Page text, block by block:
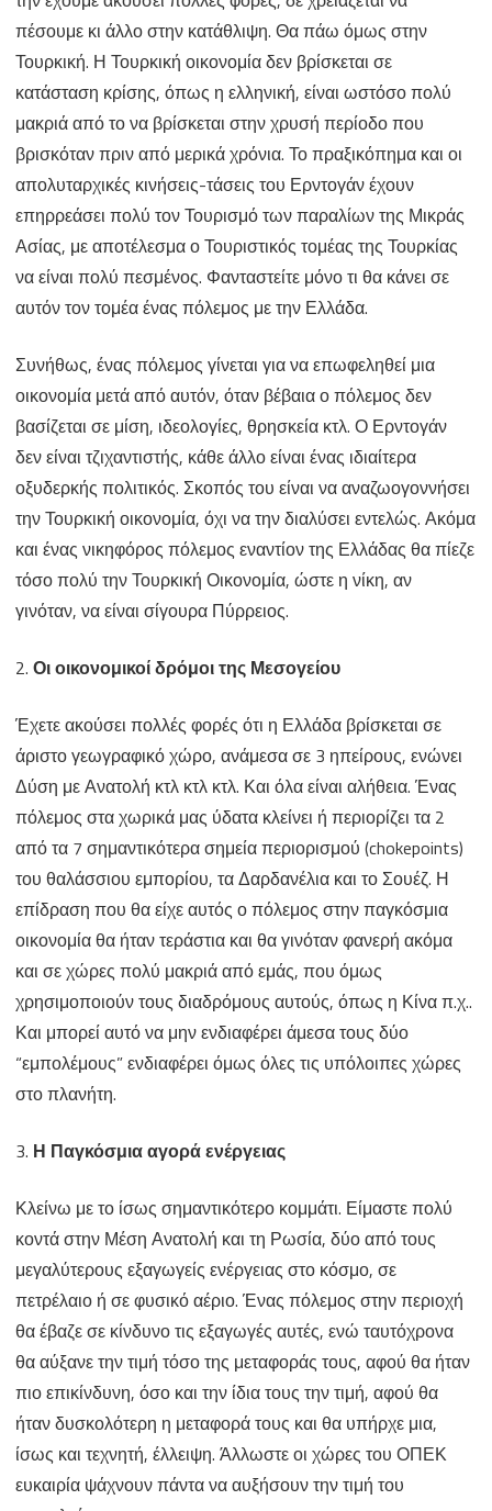
πέσουμε κι άλλο στην κατάθλιψη. Θα πάω όμως στην
Τουρκική. Η Τουρκική οικονομία δεν βρίσκεται σε
κατάσταση κρίσης, όπως η ελληνική, είναι ωστόσο πολύ
μακριά από το να βρίσκεται στην χρυσή περίοδο που
βρισκόταν πριν από μερικά χρόνια. Το πραξικόπημα και οι
απολυταρχικές κινήσεις-τάσεις του Ερντογάν έχουν
επηρρεάσει πολύ τον Τουρισμό των παραλίων της Μικράς
Ασίας, με αποτέλεσμα ο Τουριστικός τομέας της Τουρκίας
να είναι πολύ πεσμένος. Φανταστείτε μόνο τι θα κάνει σε
αυτόν τον τομέα ένας πόλεμος με την Ελλάδα.
Συνήθως, ένας πόλεμος γίνεται για να επωφεληθεί μια
οικονομία μετά από αυτόν, όταν βέβαια ο πόλεμος δεν
βασίζεται σε μίση, ιδεολογίες, θρησκεία κτλ. Ο Ερντογάν
δεν είναι τζιχαντιστής, κάθε άλλο είναι ένας ιδιαίτερα
οξυδερκής πολιτικός. Σκοπός του είναι να αναζωογοννήσει
την Τουρκική οικονομία, όχι να την διαλύσει εντελώς. Ακόμα
και ένας νικηφόρος πόλεμος εναντίον της Ελλάδας θα πίεζε
τόσο πολύ την Τουρκική Οικονομία, ώστε η νίκη, αν
γινόταν, να είναι σίγουρα Πύρρειος.
2. Οι οικονομικοί δρόμοι της Μεσογείου
Έχετε ακούσει πολλές φορές ότι η Ελλάδα βρίσκεται σε
άριστο γεωγραφικό χώρο, ανάμεσα σε 3 ηπείρους, ενώνει
Δύση με Ανατολή κτλ κτλ κτλ. Και όλα είναι αλήθεια. Ένας
πόλεμος στα χωρικά μας ύδατα κλείνει ή περιορίζει τα 2
από τα 7 σημαντικότερα σημεία περιορισμού (chokepoints)
του θαλάσσιου εμπορίου, τα Δαρδανέλια και το Σουέζ. Η
επίδραση που θα είχε αυτός ο πόλεμος στην παγκόσμια
οικονομία θα ήταν τεράστια και θα γινόταν φανερή ακόμα
και σε χώρες πολύ μακριά από εμάς, που όμως
χρησιμοποιούν τους διαδρόμους αυτούς, όπως η Κίνα π.χ..
Και μπορεί αυτό να μην ενδιαφέρει άμεσα τους δύο
“εμπολέμους” ενδιαφέρει όμως όλες τις υπόλοιπες χώρες
στο πλανήτη.
3. Η Παγκόσμια αγορά ενέργειας
Κλείνω με το ίσως σημαντικότερο κομμάτι. Είμαστε πολύ
κοντά στην Μέση Ανατολή και τη Ρωσία, δύο από τους
μεγαλύτερους εξαγωγείς ενέργειας στο κόσμο, σε
πετρέλαιο ή σε φυσικό αέριο. Ένας πόλεμος στην περιοχή
θα έβαζε σε κίνδυνο τις εξαγωγές αυτές, ενώ ταυτόχρονα
θα αύξανε την τιμή τόσο της μεταφοράς τους, αφού θα ήταν
πιο επικίνδυνη, όσο και την ίδια τους την τιμή, αφού θα
ήταν δυσκολότερη η μεταφορά τους και θα υπήρχε μια,
ίσως και τεχνητή, έλλειψη. Άλλωστε οι χώρες του ΟΠΕΚ
ευκαιρία ψάχνουν πάντα να αυξήσουν την τιμή του